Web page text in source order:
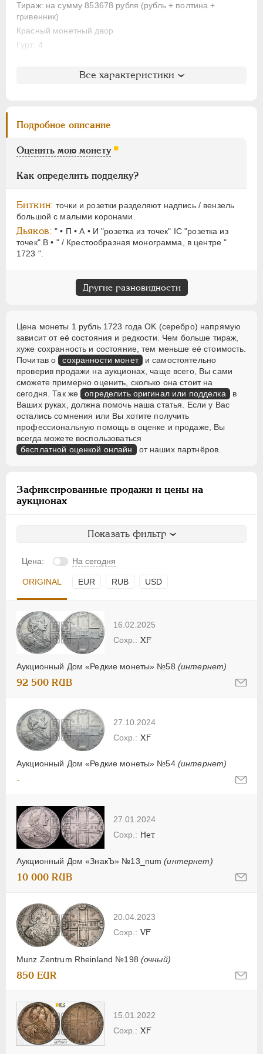
Тираж: на сумму 853678 рубля (рубль + полтина +
гривенник)
Красный монетный двор
Гурт: 4
Литература и редкость
Дьяков: 22
Семёнов: 46-1400 (R3)
Гиль
Все характеристики
Подробное описание
Оценить мою монету
Как определить подделку?
Биткин: точки и розетки разделяют надпись / вензель
большой с малыми коронами.
Дьяков: " • П • А • И "розетка из точек" IC "розетка из
точек" В • " / Крестообразная монограмма, в центре "
1723 ".
Другие разновидности
Цена монеты 1 рубль 1723 года OK (серебро) напрямую
зависит от её состояния и редкости. Чем больше тираж,
хуже сохранность и состояние, тем меньше её стоимость.
Почитав о сохранности монет и самостоятельно
проверив продажи на аукционах, чаще всего, Вы сами
сможете примерно оценить, сколько она стоит на
сегодня. Так же определить оригинал или подделка в
Ваших руках, должна помочь наша статья. Если у Вас
остались сомнения или Вы хотите получить
профессиональную помощь в оценке и продаже, Вы
всегда можете воспользоваться
бесплатной оценкой онлайн от наших партнёров.
Зафиксированные продажи и цены на
аукционах
Показать фильтр
Цена: На сегодня
ORIGINAL EUR RUB USD
16.02.2025
Аукционный Дом «Редкие монеты» №58 (интернет)
XF
92 500 RUB
27.10.2024
Аукционный Дом «Редкие монеты» №54 (интернет)
XF
-
27.01.2024
Аукционный Дом «ЗнакЪ» №13_num(интернет)
Нет
10 000 RUB
20.04.2023
Munz Zentrum Rheinland №198 (очный)
VF
850 EUR
15.01.2022
XF
ПЕТР III 1762-1762
ЕКАТЕРИНА II 1762-1796
ПАВЕЛ I
1826-1855
НИКОЛАЙ II 1894-1917
ВРЕМЕННОЕ ПРАВ. 1917-1918